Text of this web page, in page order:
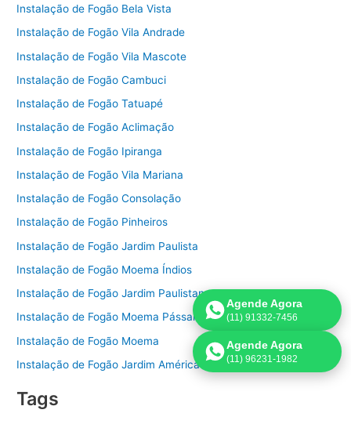
Instalação de Fogão Bela Vista
Instalação de Fogão Vila Andrade
Instalação de Fogão Vila Mascote
Instalação de Fogão Cambuci
Instalação de Fogão Tatuapé
Instalação de Fogão Aclimação
Instalação de Fogão Ipiranga
Instalação de Fogão Vila Mariana
Instalação de Fogão Consolação
Instalação de Fogão Pinheiros
Instalação de Fogão Jardim Paulista
Instalação de Fogão Moema Índios
Instalação de Fogão Jardim Paulistano
Instalação de Fogão Moema Pássaros
Instalação de Fogão Moema
Instalação de Fogão Jardim América
Tags
Agende Agora
(11) 91332-7456
Agende Agora
(11) 96231-1982